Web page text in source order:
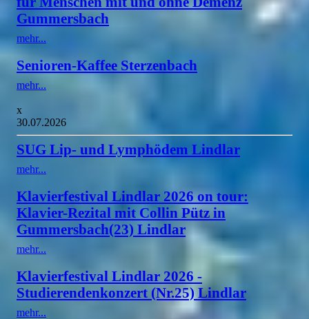
Gummersbach
mehr...
Senioren-Kaffee Sterzenbach
mehr...
x
30.07.2026
SUG Lip- und Lymphödem Lindlar
mehr...
Klavierfestival Lindlar 2026 on tour:
Klavier-Rezital mit Collin Pütz in
Gummersbach(23) Lindlar
mehr...
Klavierfestival Lindlar 2026 -
Studierendenkonzert (Nr.25) Lindlar
mehr...